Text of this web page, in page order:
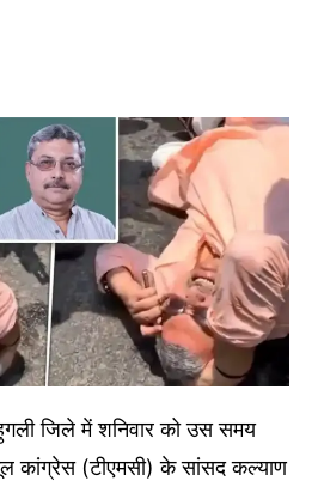
जिले में शनिवार को उस समय
कांग्रेस (टीएमसी) के सांसद कल्याण